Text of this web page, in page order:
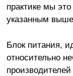
практике мы
указанным
Блок питания,
относительно